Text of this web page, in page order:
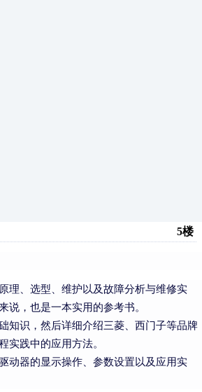
5楼
理、选型、维护以及故障分析与维修实
，也是一本实用的参考书。
知识，然后详细介绍三菱、西门子等品牌
践中的应用方法。
动器的显示操作、参数设置以及应用实